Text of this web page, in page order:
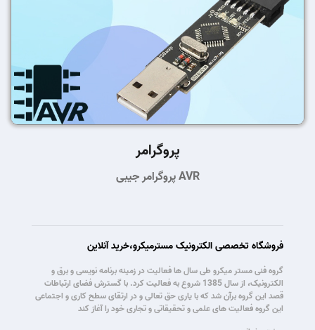
پروگرامر
پروگرامر جیبی AVR
فروشگاه تخصصی الکترونیک مسترمیکرو،خرید آنلاین
گروه فنی مستر میکرو طی سال ها فعالیت در زمینه برنامه نویسی و برق و
الکترونیک، از سال 1385 شروع به فعالیت کرد. با گسترش فضای ارتباطات
قصد این گروه برآن شد که با یاری حق تعالی و در ارتقای سطح کاری و اجتماعی
این گروه فعالیت های علمی و تحقیقاتی و تجاری خود را آغاز کند